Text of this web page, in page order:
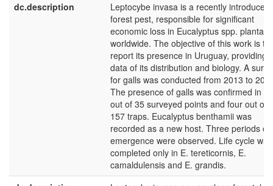
dc.description
Leptocybe invasa is a recently introduced
forest pest, responsible for significant
economic loss in Eucalyptus spp.
worldwide. The objective of this work is to
report its presence in Uruguay, providing
data of its distribution and biology. A
for galls was conducted from 2013 to
The presence of galls was confirmed in 15
out of 35 surveyed points and four out of
157 traps. Eucalyptus benthamii was
recorded as a new host. Three periods of
emergence were observed. Life cycle was
completed only in E. tereticornis, E.
camaldulensis and E. grandis.